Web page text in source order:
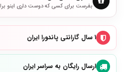
بفرست برای کسی که دوست داری اینو
۱ سال گارانتی پاندورا ایران
ارسال رایگان به سراسر ایران